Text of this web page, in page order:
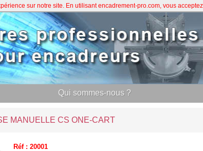
Qui sommes-nous ?
MANUELLE CS ONE-CART
Réf : 20001
sur notre site. En utilisant encadrement-pro.com, vous